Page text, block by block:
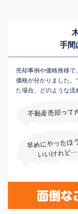
手間
売却事例や価格推移で
価格が分かりました。
た場合、どのような流